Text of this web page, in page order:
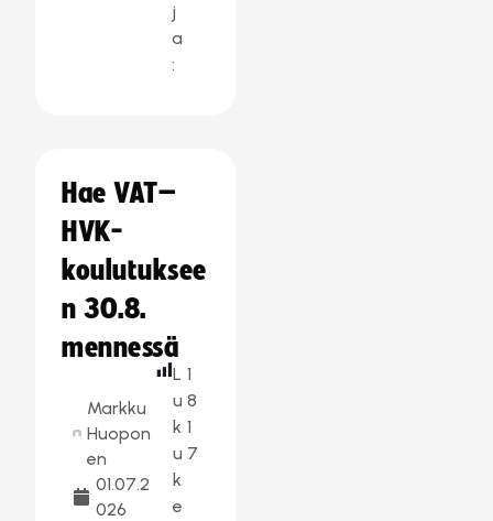
j
a
:
Hae VAT–
HVK-
koulutuksee
n 30.8.
mennessä
Markku
Huopon
en
01.07.2
026
L
u
k
u
k
e
1
8
1
7